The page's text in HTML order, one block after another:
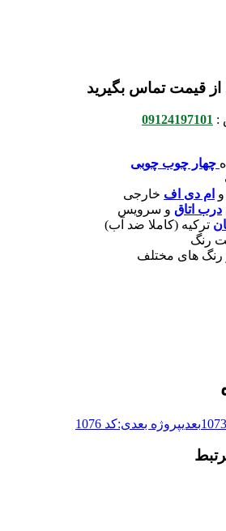
از قیمت تماس بگیرید
:
09124197101
چهار چوب چوبی
ام دی اف خارجی
درب اتاق و سرویس
ترکیه (کاملا ضد آب)
رنگ های مختلف
بعدیپروژه بعدی:کد 1076